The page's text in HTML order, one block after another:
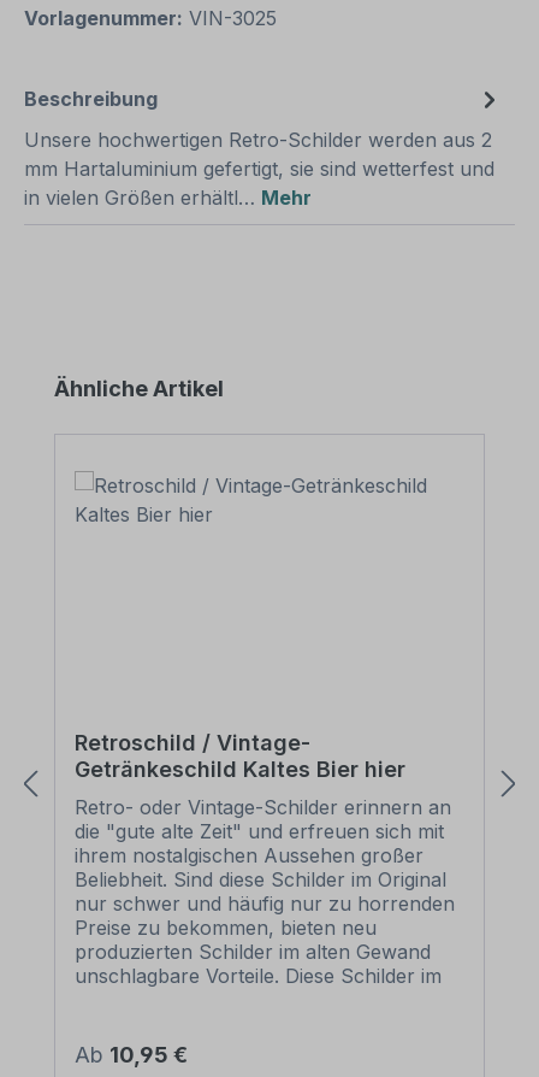
Vorlagenummer: VIN-3025
Beschreibung
Unsere hochwertigen Retro-Schilder werden aus 2
mm Hartaluminium gefertigt, sie sind wetterfest und
in vielen Größen erhältl… Mehr
Produktgalerie überspringen
Ähnliche Artikel
Retroschild / Vintage-
Getränkeschild Kaltes Bier hier
Retro- oder Vintage-Schilder erinnern an
die "gute alte Zeit" und erfreuen sich mit
ihrem nostalgischen Aussehen großer
Beliebheit. Sind diese Schilder im Original
nur schwer und häufig nur zu horrenden
Preise zu bekommen, bieten neu
produzierten Schilder im alten Gewand
unschlagbare Vorteile. Diese Schilder im
Motiven oder nur Textinhalten, die je nach
Artikel individuallisiert werden können. Die
Regulärer Preis:
Ab 10,95 €